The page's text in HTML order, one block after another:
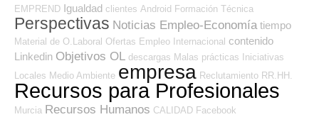
EMPREND Igualdad clientes Android Formación Técnica
Perspectivas Noticias Empleo-Economía tiempo
Material de O.Laboral Ofertas Empleo Internacional contenido
Linkedin Objetivos OL descargas Malas prácticas
Iniciativas
Locales Medio Ambiente empresa Reclutamiento RR.HH.
Recursos para Profesionales
Murcia Recursos Humanos CALIDAD Facebook